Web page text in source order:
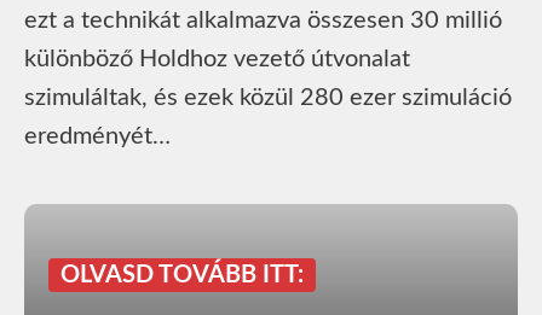
ezt a technikát alkalmazva összesen 30 millió
különböző Holdhoz vezető útvonalat
szimuláltak, és ezek közül 280 ezer szimuláció
eredményét…
OLVASD TOVÁBB ITT: